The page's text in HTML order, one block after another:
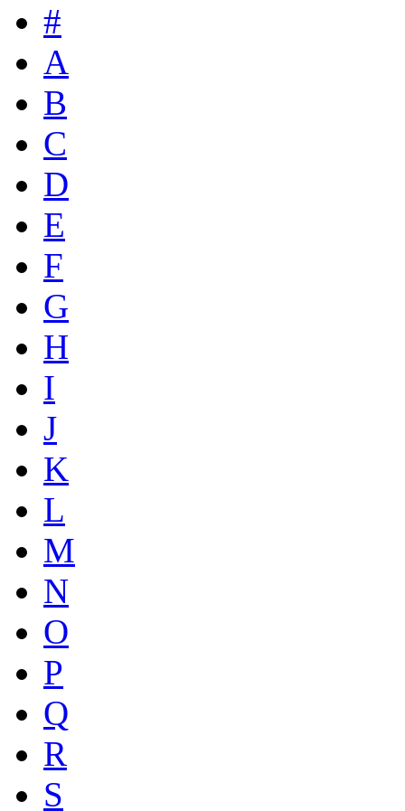
#
A
B
C
D
E
F
G
H
I
J
K
L
M
N
O
P
Q
R
S